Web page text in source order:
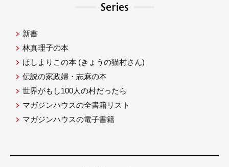
Series
新書
林真理子の本
ほしよりこの本 (きょうの猫村さん)
伝説の家政婦・志麻の本
世界がもし100人の村だったら
マガジンハウスの全書籍リスト
マガジンハウスの電子書籍